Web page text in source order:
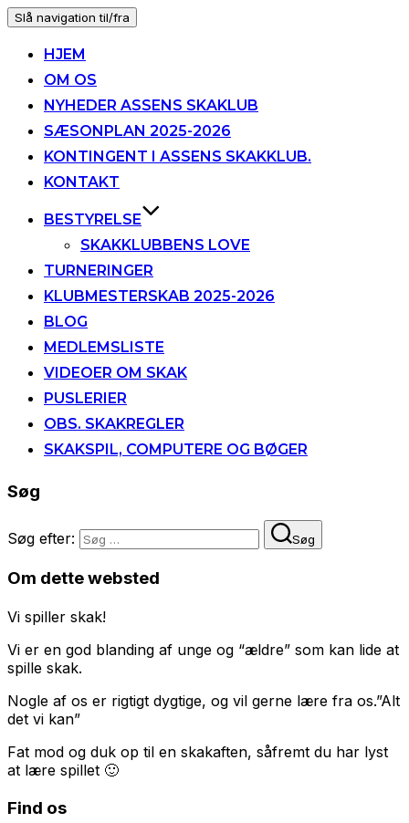
Slå navigation til/fra
HJEM
OM OS
NYHEDER ASSENS SKAKLUB
SÆSONPLAN 2025-2026
KONTINGENT I ASSENS SKAKKLUB.
KONTAKT
BESTYRELSE
SKAKKLUBBENS LOVE
TURNERINGER
KLUBMESTERSKAB 2025-2026
BLOG
MEDLEMSLISTE
VIDEOER OM SKAK
PUSLERIER
OBS. SKAKREGLER
SKAKSPIL, COMPUTERE OG BØGER
Søg
Søg efter: Søg
Om dette websted
Vi spiller skak!
Vi er en god blanding af unge og “ældre” som kan lide at
spille skak.
Nogle af os er rigtigt dygtige, og vil gerne lære fra os.”Alt
det vi kan”
Fat mod og duk op til en skakaften, såfremt du har lyst
at lære spillet 🙂
Find os